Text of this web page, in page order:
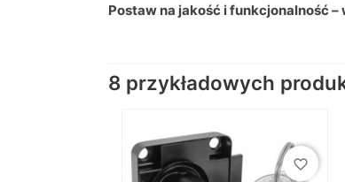
Postaw na jakość i funkcjonalność
8 przykładowych
favorite_border